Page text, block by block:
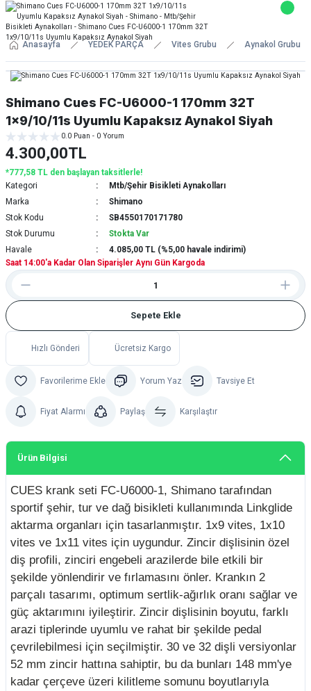
Anasayfa YEDEK PARÇA Vites Grubu Aynakol Grubu
Shimano Cues FC-U6000-1 170mm 32T
1x9/10/11s Uyumlu Kapaksız Aynakol Siyah
0.0 Puan - 0 Yorum
4.300,00TL
*777,58 TL den başlayan taksitlerle!
Kategori
Mtb/Şehir Bisikleti Aynakolları
Marka
Shimano
Stok Kodu
SB4550170171780
Stok Durumu
Stokta Var
Havale
4.085,00 TL (%5,00 havale indirimi)
Saat 14:00'a Kadar Olan Siparişler Aynı Gün Kargoda
Sepete Ekle
Hızlı Gönderi Ücretsiz Kargo
Yorum Yaz Tavsiye Et
Fiyat Alarmı Paylaş Karşılaştır
Ürün Bilgisi
CUES krank seti FC-U6000-1, Shimano tarafından
sportif şehir, tur ve dağ bisikleti kullanımında Linkglide
aktarma organları için tasarlanmıştır. 1x9 vites, 1x10
vites ve 1x11 vites için uygundur. Zincir dişlisinin özel
diş profili, zinciri engebeli arazilerde bile etkili bir
şekilde yönlendirir ve fırlamasını önler. Krankın 2
parçalı tasarımı, optimum sertlik-ağırlık oranı sağlar ve
güç aktarımını iyileştirir. Zincir dişlisinin boyutu, farklı
arazi tiplerinde uyumlu ve rahat bir şekilde pedal
çevrilebilmesi için seçilmiştir. 30 ve 32 dişli versiyonlar
52 mm zincir hattına sahiptir, bu da bunları 148 mm'ye
kadar çerçeve üzeri kilitleme somunu boyutlarıyla